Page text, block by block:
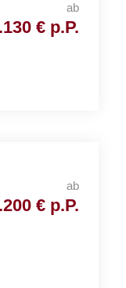
ab
€ p.P.
ab
€ p.P.